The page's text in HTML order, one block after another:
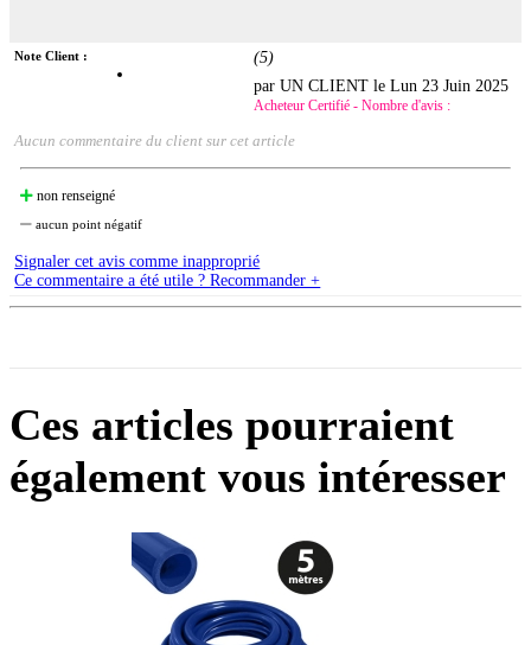
Note Client : (5)
par UN CLIENT leLun 23 Juin 2025
Acheteur Certifié - Nombre d'avis :
Aucun commentaire du client sur cet article
non renseigné
aucun point négatif
Signaler cet avis comme inapproprié
Ce commentaire a été utile ? Recommander +
Ces articles pourraient
également vous intéresser